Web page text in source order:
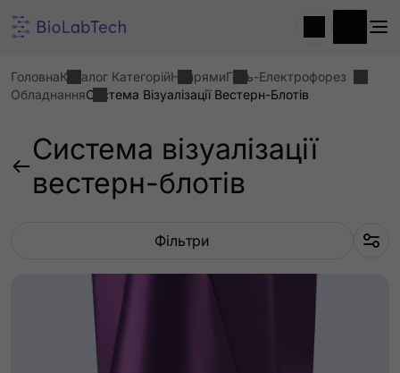
ГоловнаКаталог КатегорійНапрямиГель-Електрофорез
ОбладнанняСистема Візуалізації Вестерн-Блотів
Система візуалізації
вестерн-блотів
Фільтри